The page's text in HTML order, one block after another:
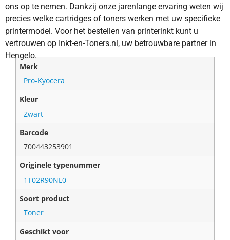
ons op te nemen. Dankzij onze jarenlange ervaring weten wij
precies welke cartridges of toners werken met uw specifieke
printermodel. Voor het bestellen van printerinkt kunt u
vertrouwen op Inkt-en-Toners.nl, uw betrouwbare partner in
Hengelo.
Merk
Pro-Kyocera
Kleur
Zwart
Barcode
700443253901
Originele typenummer
1T02R90NL0
Soort product
Toner
Geschikt voor